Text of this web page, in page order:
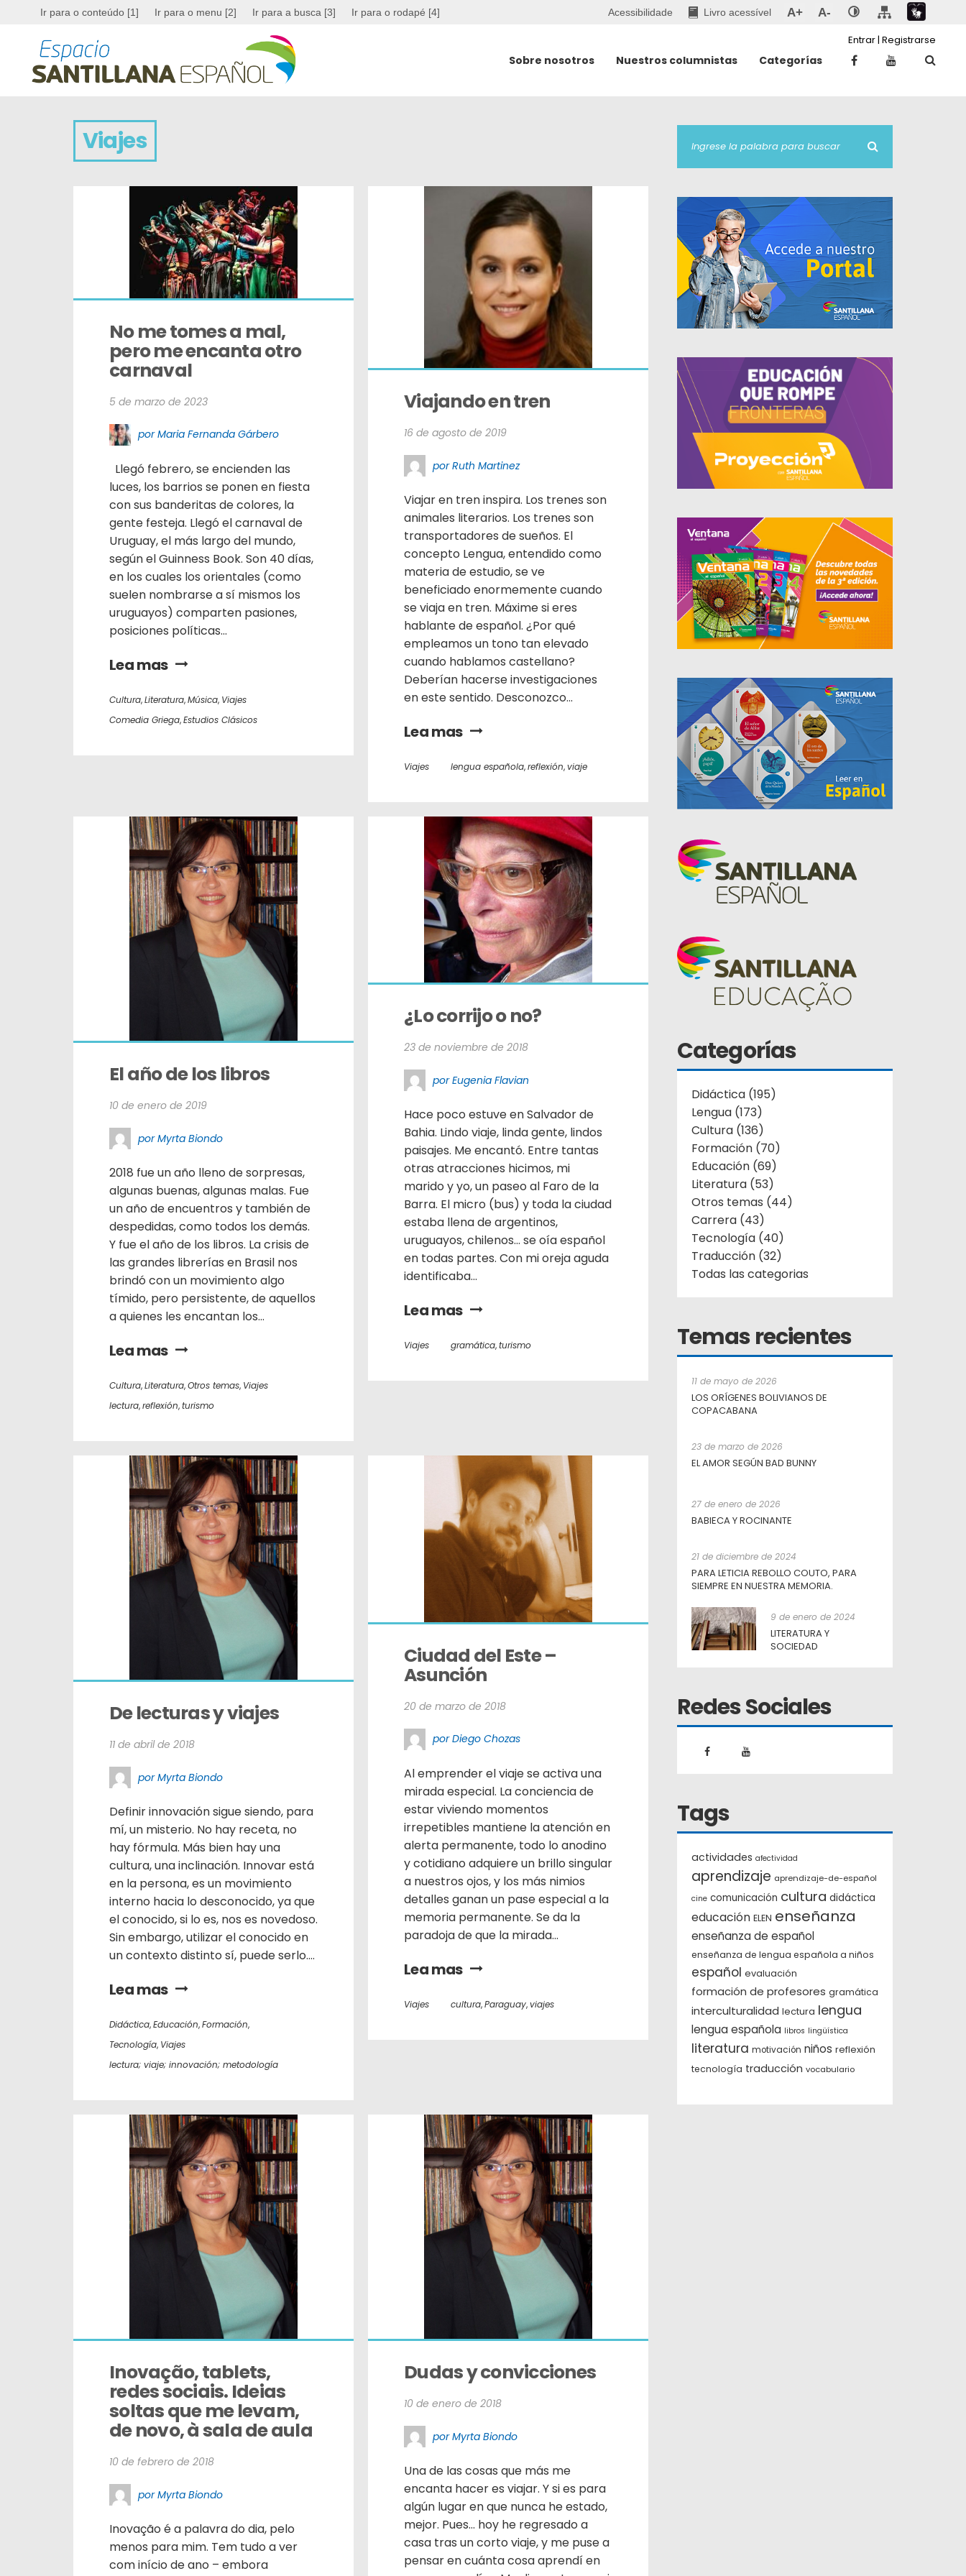
Ir para o conteúdo [1] Ir para o menu [2] Ir para a busca [3] Ir para o rodapé [4] Acessibilidade Livro acessível A+ A-
Sobre nosotros Nuestros columnistas Categorías
Entrar| Registrarse
Viajes
No me tomes a mal,
pero me encanta otro
carnaval
5 de marzo de 2023
por Maria Fernanda Gárbero
Llegó febrero, se encienden las
luces, los barrios se ponen en fiesta
con sus banderitas de colores, la
gente festeja. Llegó el carnaval de
Uruguay, el más largo del mundo,
según el Guinness Book. Son 40 días,
en los cuales los orientales (como
suelen nombrarse a sí mismos los
uruguayos) comparten pasiones,
posiciones políticas...
Lea mas
Cultura,Literatura,Música, Viajes
Comedia Griega,Estudios Clásicos
Viajando en tren
16 de agosto de 2019
por Ruth Martinez
Viajar en tren inspira. Los trenes son
animales literarios. Los trenes son
transportadores de sueños. El
concepto Lengua, entendido como
materia de estudio, se ve
beneficiado enormemente cuando
se viaja en tren. Máxime si eres
hablante de español. ¿Por qué
empleamos un tono tan elevado
cuando hablamos castellano?
Deberían hacerse investigaciones
en este sentido. Desconozco...
Lea mas
Viajes lengua española,reflexión,viaje
El año de los libros
10 de enero de 2019
por Myrta Biondo
2018 fue un año lleno de sorpresas,
algunas buenas, algunas malas. Fue
un año de encuentros y también de
despedidas, como todos los demás.
Y fue el año de los libros. La crisis de
las grandes librerías en Brasil nos
brindó con un movimiento algo
tímido, pero persistente, de aquellos
a quienes les encantan los...
Lea mas
Cultura,Literatura,Otros temas, Viajes
lectura,reflexión,turismo
¿Lo corrijo o no?
23 de noviembre de 2018
por Eugenia Flavian
Hace poco estuve en Salvador de
Bahia. Lindo viaje, linda gente, lindos
paisajes. Me encantó. Entre tantas
otras atracciones hicimos, mi
marido y yo, un paseo al Faro de la
Barra. El micro (bus) y toda la ciudad
estaba llena de argentinos,
uruguayos, chilenos… se oía español
en todas partes. Con mi oreja aguda
identificaba...
Lea mas
Viajes gramática,turismo
De lecturas y viajes
11 de abril de 2018
por Myrta Biondo
Definir innovación sigue siendo, para
mí, un misterio. No hay receta, no
hay fórmula. Más bien hay una
cultura, una inclinación. Innovar está
en la persona, es un movimiento
interno hacia lo desconocido, ya que
el conocido, si lo es, nos es novedoso.
Sin embargo, utilizar el conocido en
un contexto distinto sí, puede serlo....
Lea mas
Didáctica,Educación,Formación,
Tecnología, Viajes
lectura; viaje; innovación; metodología
Ciudad del Este –
Asunción
20 de marzo de 2018
por Diego Chozas
Al emprender el viaje se activa una
mirada especial. La conciencia de
estar viviendo momentos
irrepetibles mantiene la atención en
alerta permanente, todo lo anodino
y cotidiano adquiere un brillo singular
a nuestros ojos, y los más nimios
detalles ganan un pase especial a la
memoria permanente. Se da la
paradoja de que la mirada...
Lea mas
Viajes cultura,Paraguay,viajes
Inovação, tablets,
redes sociais. Ideias
soltas que me levam,
de novo, à sala de aula
10 de febrero de 2018
por Myrta Biondo
Inovação é a palavra do dia, pelo
menos para mim. Tem tudo a ver
com início de ano – embora
Dudas y convicciones
10 de enero de 2018
por Myrta Biondo
Una de las cosas que más me
encanta hacer es viajar. Y si es para
algún lugar en que nunca he estado,
mejor. Pues… hoy he regresado a
casa tras un corto viaje, y me puse a
pensar en cuánta cosa aprendí en
Categorías
Didáctica (195)
Lengua (173)
Cultura (136)
Formación (70)
Educación (69)
Literatura (53)
Otros temas (44)
Carrera (43)
Tecnología (40)
Traducción (32)
Todas las categorias
Temas recientes
11 de mayo de 2026
LOS ORÍGENES BOLIVIANOS DE
COPACABANA
23 de marzo de 2026
EL AMOR SEGÚN BAD BUNNY
27 de enero de 2026
BABIECA Y ROCINANTE
21 de diciembre de 2024
PARA LETICIA REBOLLO COUTO, PARA
SIEMPRE EN NUESTRA MEMORIA.
9 de enero de 2024
LITERATURA Y
SOCIEDAD
Redes Sociales
Tags
actividades afectividad
aprendizaje aprendizaje-de-español
cine comunicación cultura didáctica
educación ELEN enseñanza
enseñanza de español
enseñanza de lengua española a niños
español evaluación
formación de profesores gramática
interculturalidad lectura lengua
lengua española libros lingüística
literatura motivación niños reflexión
tecnología traducción vocabulario